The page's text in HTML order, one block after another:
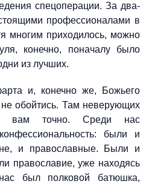
спецоперации. За два-
профессионалами в
многим приходилось, можно
конечно, поначалу было
из лучших.
и, конечно же, Божьего
обойтись. Там неверующих
вам точно. Среди нас
были и
и православные. Были и
православие, уже находясь
был полковой батюшка,